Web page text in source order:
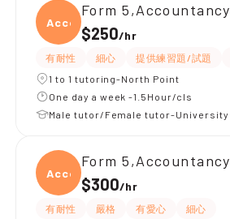
Accou
Form 5,Accountancy
$250/hr
有耐性 細心 提供練習題/試題
1 to 1 tutoring-North Point
One day a week -1.5Hour/cls
Male tutor/Female tutor-University
Accou
Form 5,Accountancy
$300/hr
有耐性 嚴格 有愛心
細心